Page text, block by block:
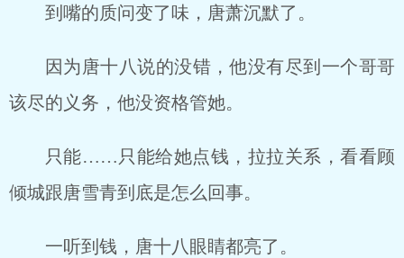
到嘴的质问变了味，唐萧沉默了。
因为唐十八说的没错，他没有尽到一个哥哥
该尽的义务，他没资格管她。
只能……只能给她点钱，拉拉关系，看看顾
倾城跟唐雪青到底是怎么回事。
一听到钱，唐十八眼睛都亮了。